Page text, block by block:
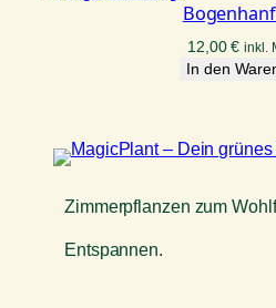
12,00€ inkl.
In den
Zimmerpflanzen zum
Entspannen.